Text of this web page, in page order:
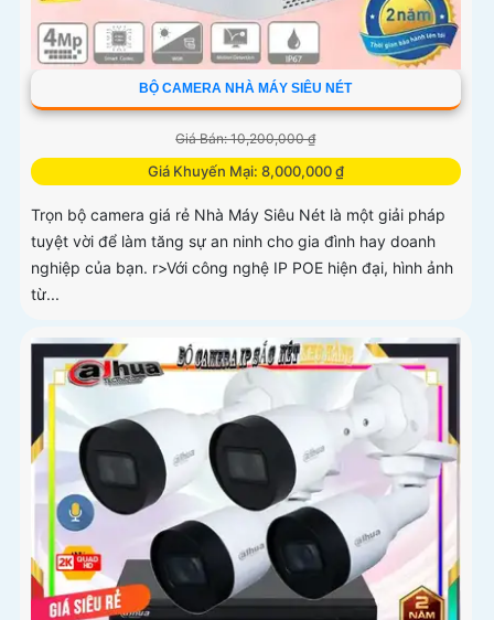
BỘ CAMERA NHÀ MÁY SIÊU NÉT
Giá Bán: 10,200,000 ₫
Giá Khuyến Mại: 8,000,000 ₫
Trọn bộ camera giá rẻ Nhà Máy Siêu Nét là một giải pháp
tuyệt vời để làm tăng sự an ninh cho gia đình hay doanh
nghiệp của bạn. r>Với công nghệ IP POE hiện đại, hình ảnh
từ...